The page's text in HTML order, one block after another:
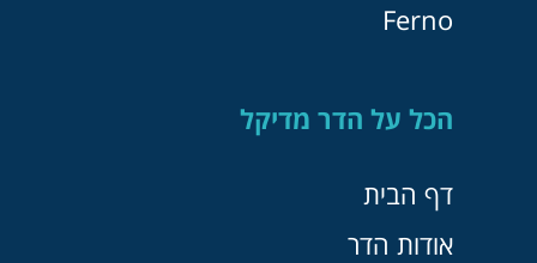
Ferno
הכל על הדר מדיקל
דף הבית
אודות הדר